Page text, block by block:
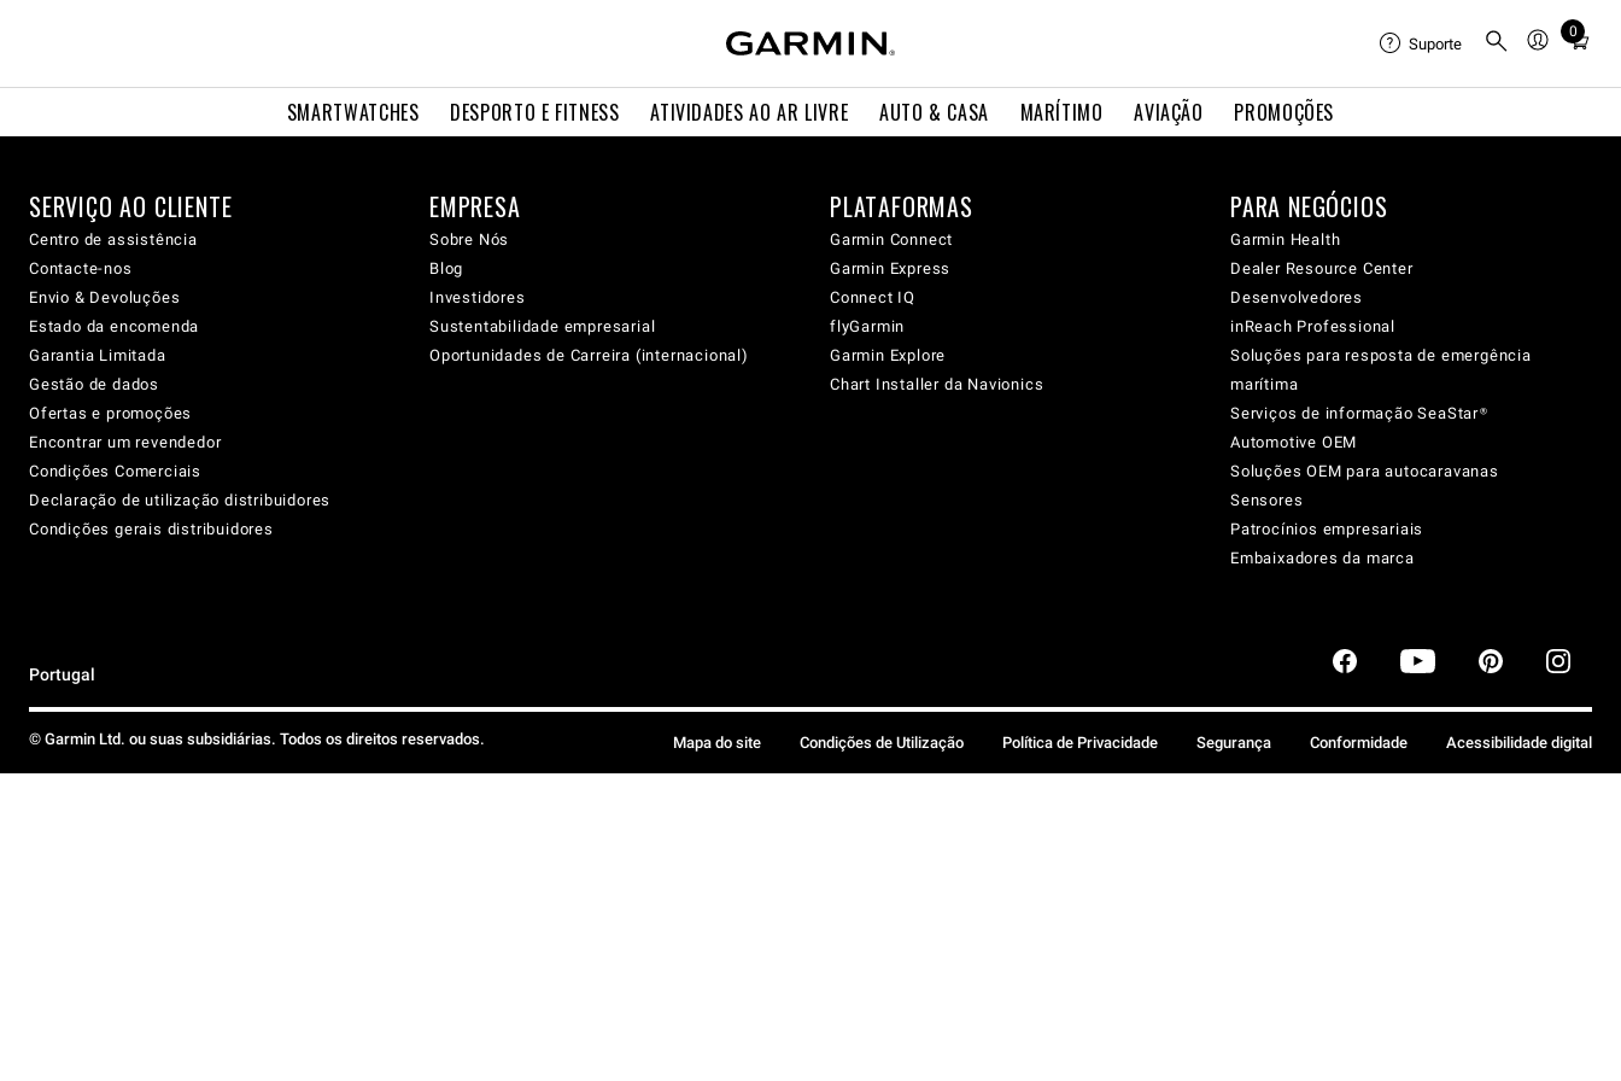
SMARTWATCHES DESPORTO E FITNESS ATIVIDADES AO AR LIVRE AUTO & CASA MARÍTIMO AVIAÇÃO PROMOÇÕES
Suporte
0
Total
cart:
SERVIÇO AO CLIENTE
Centro de assistência
Contacte-nos
Envio & Devoluções
Estado da encomenda
Garantia Limitada
Gestão de dados
Ofertas e promoções
Encontrar um revendedor
Condições Comerciais
Declaração de utilização distribuidores
Condições gerais distribuidores
EMPRESA
Sobre Nós
Blog
Investidores
Sustentabilidade empresarial
Oportunidades de Carreira (internacional)
PLATAFORMAS
Garmin Connect
Garmin Express
Connect IQ
flyGarmin
Garmin Explore
Chart Installer da Navionics
PARA NEGÓCIOS
Garmin Health
Dealer Resource Center
Desenvolvedores
inReach Professional
Soluções para resposta de emergência
marítima
Serviços de informação SeaStar®
Automotive OEM
Soluções OEM para autocaravanas
Sensores
Patrocínios empresariais
Embaixadores da marca
Portugal
© Garmin Ltd. ou suas subsidiárias. Todos os direitos reservados. Mapa do site Condições de Utilização Política de Privacidade Segurança Conformidade Acessibilidade digital